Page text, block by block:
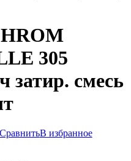
305
затир. смесь
СравнитьВ избранное